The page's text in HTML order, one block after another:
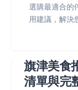
選購最適合的
用建議，解決
旗津美食
清單與完